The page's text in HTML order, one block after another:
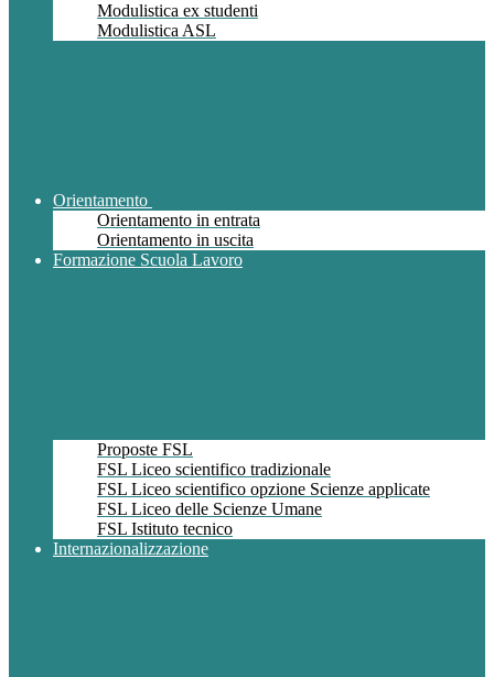
Modulistica ex studenti
Modulistica ASL
Orientamento
Orientamento in entrata
Orientamento in uscita
Formazione Scuola Lavoro
Proposte FSL
FSL Liceo scientifico tradizionale
FSL Liceo scientifico opzione Scienze applicate
FSL Liceo delle Scienze Umane
FSL Istituto tecnico
Internazionalizzazione